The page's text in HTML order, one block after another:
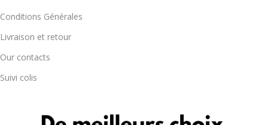
Conditions Générales
Livraison et retour
Our contacts
Suivi colis